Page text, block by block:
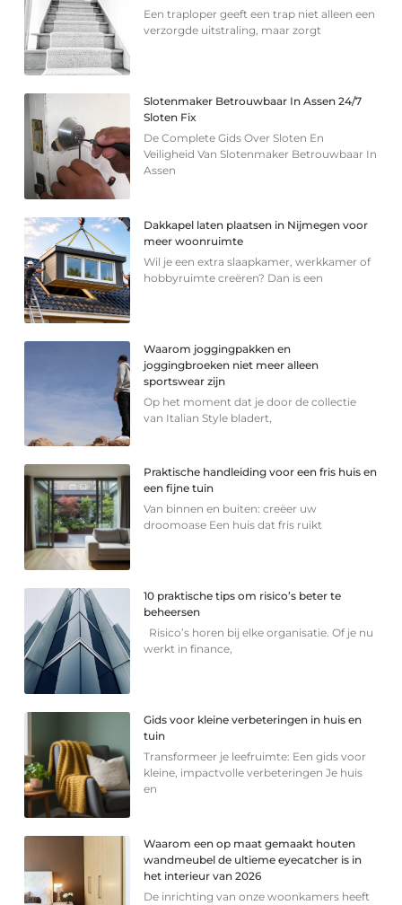
Een traploper geeft een trap niet alleen een
verzorgde uitstraling, maar zorgt
Slotenmaker Betrouwbaar In Assen 24/7
Sloten Fix
De Complete Gids Over Sloten En
Veiligheid Van Slotenmaker Betrouwbaar In
Assen
Dakkapel laten plaatsen in Nijmegen voor
meer woonruimte
Wil je een extra slaapkamer, werkkamer of
hobbyruimte creëren? Dan is een
Waarom joggingpakken en
joggingbroeken niet meer alleen
sportswear zijn
Op het moment dat je door de collectie
van Italian Style bladert,
Praktische handleiding voor een fris huis en
een fijne tuin
Van binnen en buiten: creëer uw
droomoase Een huis dat fris ruikt
10 praktische tips om risico’s beter te
beheersen
Risico’s horen bij elke organisatie. Of je nu
werkt in finance,
Gids voor kleine verbeteringen in huis en
tuin
Transformeer je leefruimte: Een gids voor
kleine, impactvolle verbeteringen Je huis
en
Waarom een op maat gemaakt houten
wandmeubel de ultieme eyecatcher is in
het interieur van 2026
De inrichting van onze woonkamers heeft